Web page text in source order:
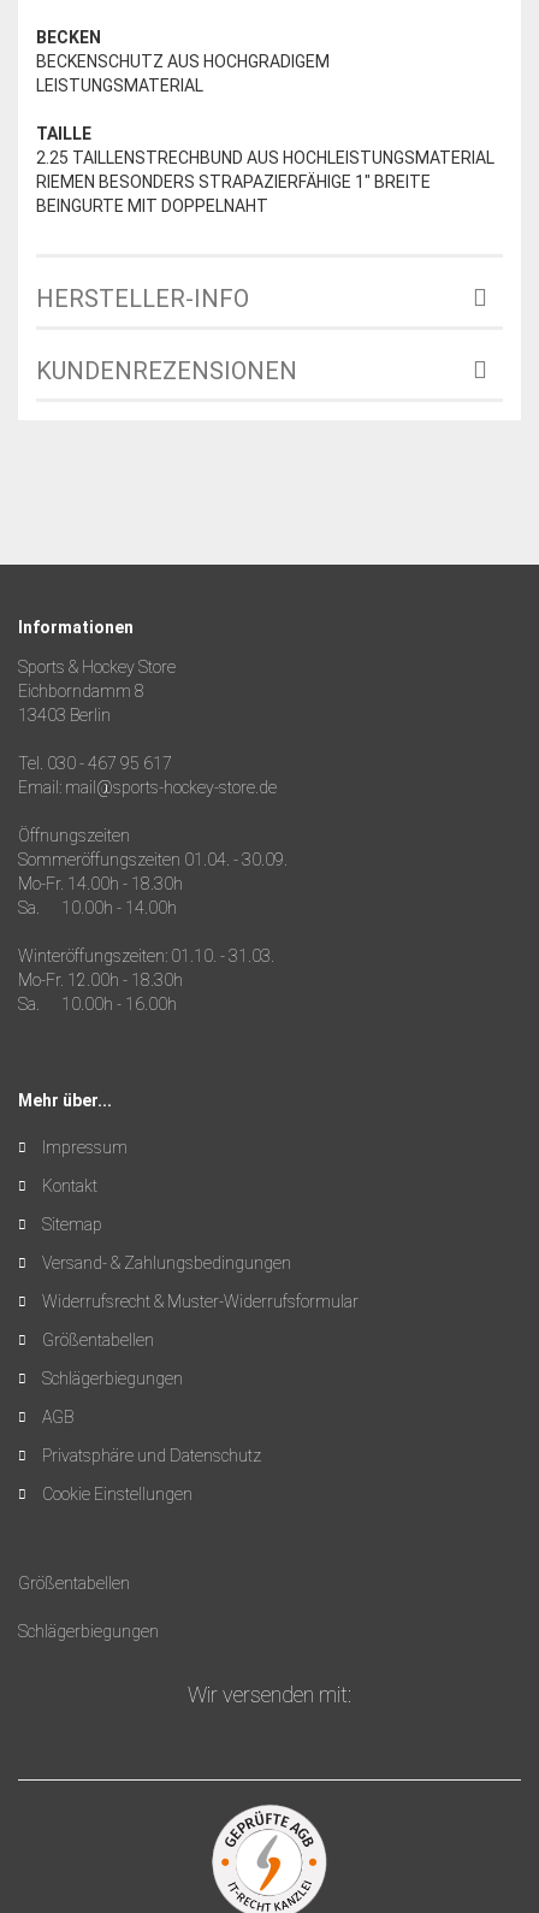
BECKEN
BECKENSCHUTZ AUS HOCHGRADIGEM
LEISTUNGSMATERIAL
TAILLE
2.25 TAILLENSTRECHBUND AUS HOCHLEISTUNGSMATERIAL
RIEMEN BESONDERS STRAPAZIERFÄHIGE 1" BREITE
BEINGURTE MIT DOPPELNAHT
HERSTELLER-INFO
KUNDENREZENSIONEN
Informationen
Sports & Hockey Store
Eichborndamm 8
13403 Berlin
Tel. 030 - 467 95 617
Email: mail@sports-hockey-store.de
Öffnungszeiten
Sommeröffungszeiten 01.04. - 30.09.
Mo-Fr. 14.00h - 18.30h
Sa. 10.00h - 14.00h
Winteröffungszeiten: 01.10. - 31.03.
Mo-Fr. 12.00h - 18.30h
Sa. 10.00h - 16.00h
Mehr über...
Impressum
Kontakt
Sitemap
Versand- & Zahlungsbedingungen
Widerrufsrecht & Muster-Widerrufsformular
Größentabellen
Schlägerbiegungen
AGB
Privatsphäre und Datenschutz
Cookie Einstellungen
Größentabellen
Schlägerbiegungen
Wir versenden mit: